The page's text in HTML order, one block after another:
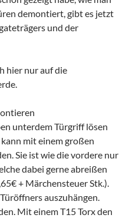
demontiert, gibt es jetzt
und der
hier nur auf die
unterdem Türgriff lösen
mit einem großen
Sie ist wie die vordere nur
dabei gerne abreißen
+ Märchensteuer Stk.).
auszuhängen.
Mit einem T15 Torx den